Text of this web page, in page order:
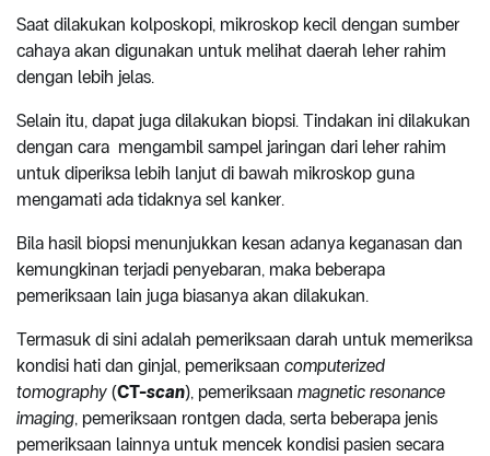
Saat dilakukan kolposkopi, mikroskop kecil dengan sumber
cahaya akan digunakan untuk melihat daerah leher rahim
dengan lebih jelas.
Selain itu, dapat juga dilakukan biopsi. Tindakan ini dilakukan
dengan cara mengambil sampel jaringan dari leher rahim
untuk diperiksa lebih lanjut di bawah mikroskop guna
mengamati ada tidaknya sel kanker.
Bila hasil biopsi menunjukkan kesan adanya keganasan dan
kemungkinan terjadi penyebaran, maka beberapa
pemeriksaan lain juga biasanya akan dilakukan.
Termasuk di sini adalah pemeriksaan darah untuk memeriksa
kondisi hati dan ginjal, pemeriksaan computerized
tomography (CT-scan), pemeriksaan magnetic resonance
imaging, pemeriksaan rontgen dada, serta beberapa jenis
pemeriksaan lainnya untuk mencek kondisi pasien secara